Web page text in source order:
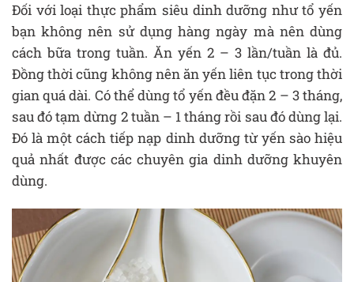
Đối với loại thực phẩm siêu dinh dưỡng như tổ yến
bạn không nên sử dụng hàng ngày mà nên dùng
cách bữa trong tuần. Ăn yến 2 – 3 lần/tuần là đủ.
Đồng thời cũng không nên ăn yến liên tục trong thời
gian quá dài. Có thể dùng tổ yến đều đặn 2 – 3 tháng,
sau đó tạm dừng 2 tuần – 1 tháng rồi sau đó dùng lại.
Đó là một cách tiếp nạp dinh dưỡng từ yến sào hiệu
quả nhất được các chuyên gia dinh dưỡng khuyên
dùng.